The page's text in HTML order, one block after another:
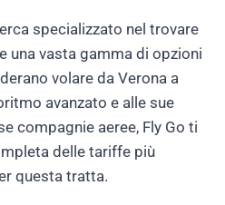
specializzato nel trovare
una vasta gamma di opzioni
volare da Verona a
avanzato e alle sue
compagnie aeree, Fly Go ti
delle tariffe più
questa tratta.